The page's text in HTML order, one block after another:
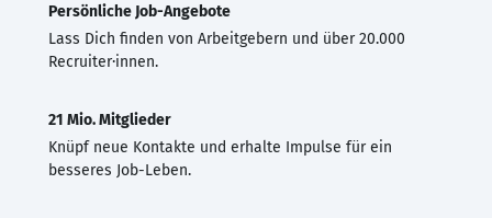
Persönliche Job-Angebote
Lass Dich finden von Arbeitgebern und über 20.000
Recruiter·innen.
21 Mio. Mitglieder
Knüpf neue Kontakte und erhalte Impulse für ein
besseres Job-Leben.